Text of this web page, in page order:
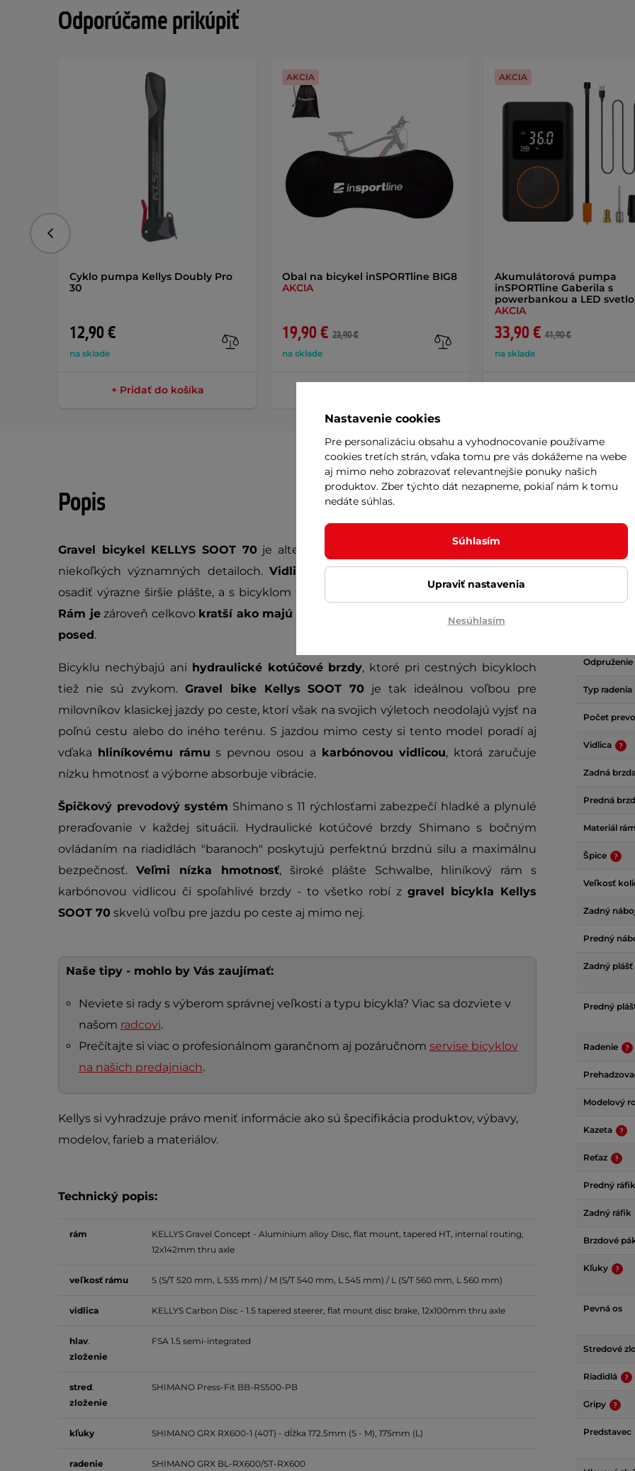
Odporúčame prikúpiť
Cyklo pumpa Kellys Doubly Pro
30
12,90 €
na sklade
+ Pridať do košíka
Obal na bicykel inSPORTline BIG8
AKCIA
19,90 € 23,90 €
na sklade
AKCIA
Akumulátorová pumpa
inSPORTline Gaberila s
powerbankou a LED
AKCIA
33,90 € 41,90 €
na sklade
AKCIA
Predchádzajúce
Popis
Gravel bicykel KELLYS SOOT 70je alternatívou cestného bicykla, ktorá sa líši v
niekoľkých významných detailoch.Vidlica je rozšírená, vďaka čomu je možné
osadiť výrazne širšie plášte, a s bicyklom tak môžete bez obáv vyjsť aj mimo cesty.
Rám jezároveň celkovo kratší ako majú cestné bicykle
pohodlnejší
posed.
Bicyklu nechýbajú ani hydraulické kotúčové brzdy, ktoré pri cestných bicykloch
tiež nie sú zvykom. Gravel bike Kellys SOOT 70 je tak ideálnou voľbou pre
milovníkov klasickej jazdy po ceste, ktorí však na svojich výletoch neodolajú vyjsť na
poľnú cestu alebo do iného terénu. S jazdou mimo cesty si tento model poradí aj
vďaka hliníkovému rámu s pevnou osou a karbónovou vidlicou, ktorá zaručuje
nízku hmotnosť a výborne absorbuje vibrácie.
Špičkový prevodový systém Shimano s 11 rýchlosťami zabezpečí hladké a plynulé
preraďovanie v každej situácii. Hydraulické kotúčové brzdy Shimano s bočným
ovládaním na riadidlách "baranoch" poskytujú perfektnú brzdnú silu a maximálnu
bezpečnosť. Veľmi nízka hmotnosť, široké plášte Schwalbe, hliníkový rám s
karbónovou vidlicou či spoľahlivé brzdy - to všetko robí z gravel bicykla Kellys
SOOT 70 skvelú voľbu pre jazdu po ceste aj mimo nej.
Naše tipy - mohlo by Vás zaujímať:
Neviete si rady s výberom správnej veľkosti a typu bicykla? Viac sa dozviete v
našom radcovi.
Prečítajte si viac o profesionálnom garančnom aj pozáručnom servise bicyklov
na našich predajniach.
Kellys si vyhradzuje právo meniť informácie ako sú špecifikácia produktov, výbavy,
modelov, farieb a materiálov.
Technický popis:
rám
KELLYS Gravel Concept - Alumínium alloy Disc, flat mount, tapered HT, internal routing,
12x142mm thru axle
veľkosť rámu S (S/T 520 mm, L 535 mm) / M (S/T 540 mm, L 545 mm) / L (S/T 560 mm, L 560 mm)
vidlica KELLYS Carbon Disc - 1.5 tapered steerer, flat mount disc brake, 12x100mm thru axle
hlav.
zloženie
FSA 1.5 semi-integrated
stred.
zloženie
SHIMANO Press-Fit BB-RS500-PB
kľuky SHIMANO GRX RX600-1 (40T) - dĺžka 172.5mm (S - M), 175mm (L)
radenie SHIMANO GRX BL-RX600/ST-RX600
Hmotnosť
Odpruženie
Typ radenia
Počet
Vidlica
Zadná
Predná
Materiál
Špice
Veľkosť
Zadný
Predný
Zadný plášť
Predný
Radenie
Modelový
Kazeta
Reťaz
Predný ráfik
Zadný ráfik
Brzdové
Kľuky
Pevná os
Stredové
Riadidlá
Gripy
Predstavec
Nastavenie cookies
Pre personalizáciu obsahu a vyhodnocovanie používame
cookies tretích strán, vďaka tomu pre vás dokážeme na webe
aj mimo neho zobrazovať relevantnejšie ponuky našich
produktov. Zber týchto dát nezapneme, pokiaľ nám k tomu
nedáte súhlas.
Súhlasím
Upraviť nastavenia
Nesúhlasím